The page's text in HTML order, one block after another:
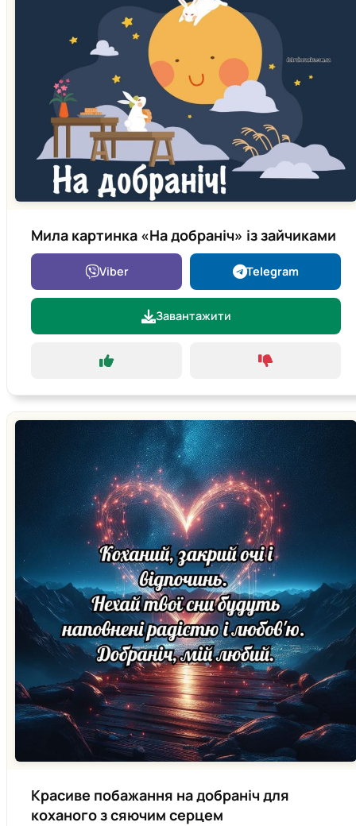
Мила картинка «На добраніч» із зайчиками
Viber Telegram
Завантажити
Красиве побажання на добраніч для
коханого з сяючим серцем